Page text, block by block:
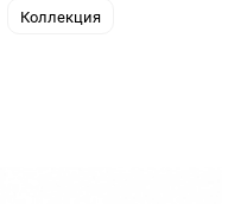
Коллекция